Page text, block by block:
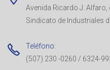
Avenida Ricardo J. Alfaro,
Sindicato de Industriales
Teléfono:
(507) 230 -0260 / 6324-